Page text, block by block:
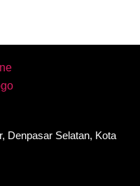
Denpasar Selatan, Kota